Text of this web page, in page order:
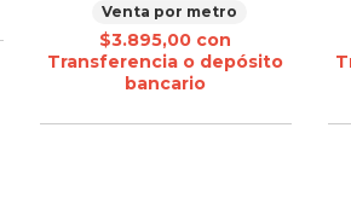
Venta por metro
$3.895,00 con
Transferencia o depósito
bancario